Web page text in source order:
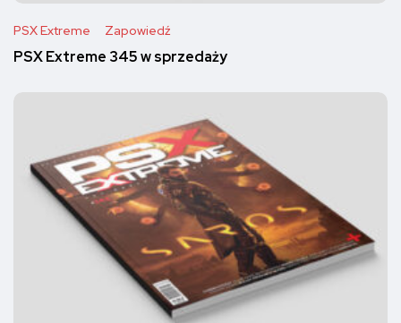
PSX Extreme Zapowiedź
PSX Extreme 345 w sprzedaży